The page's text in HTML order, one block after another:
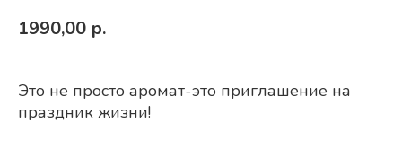
1990,00 р.
Это не просто аромат-это приглашение на
праздник жизни!